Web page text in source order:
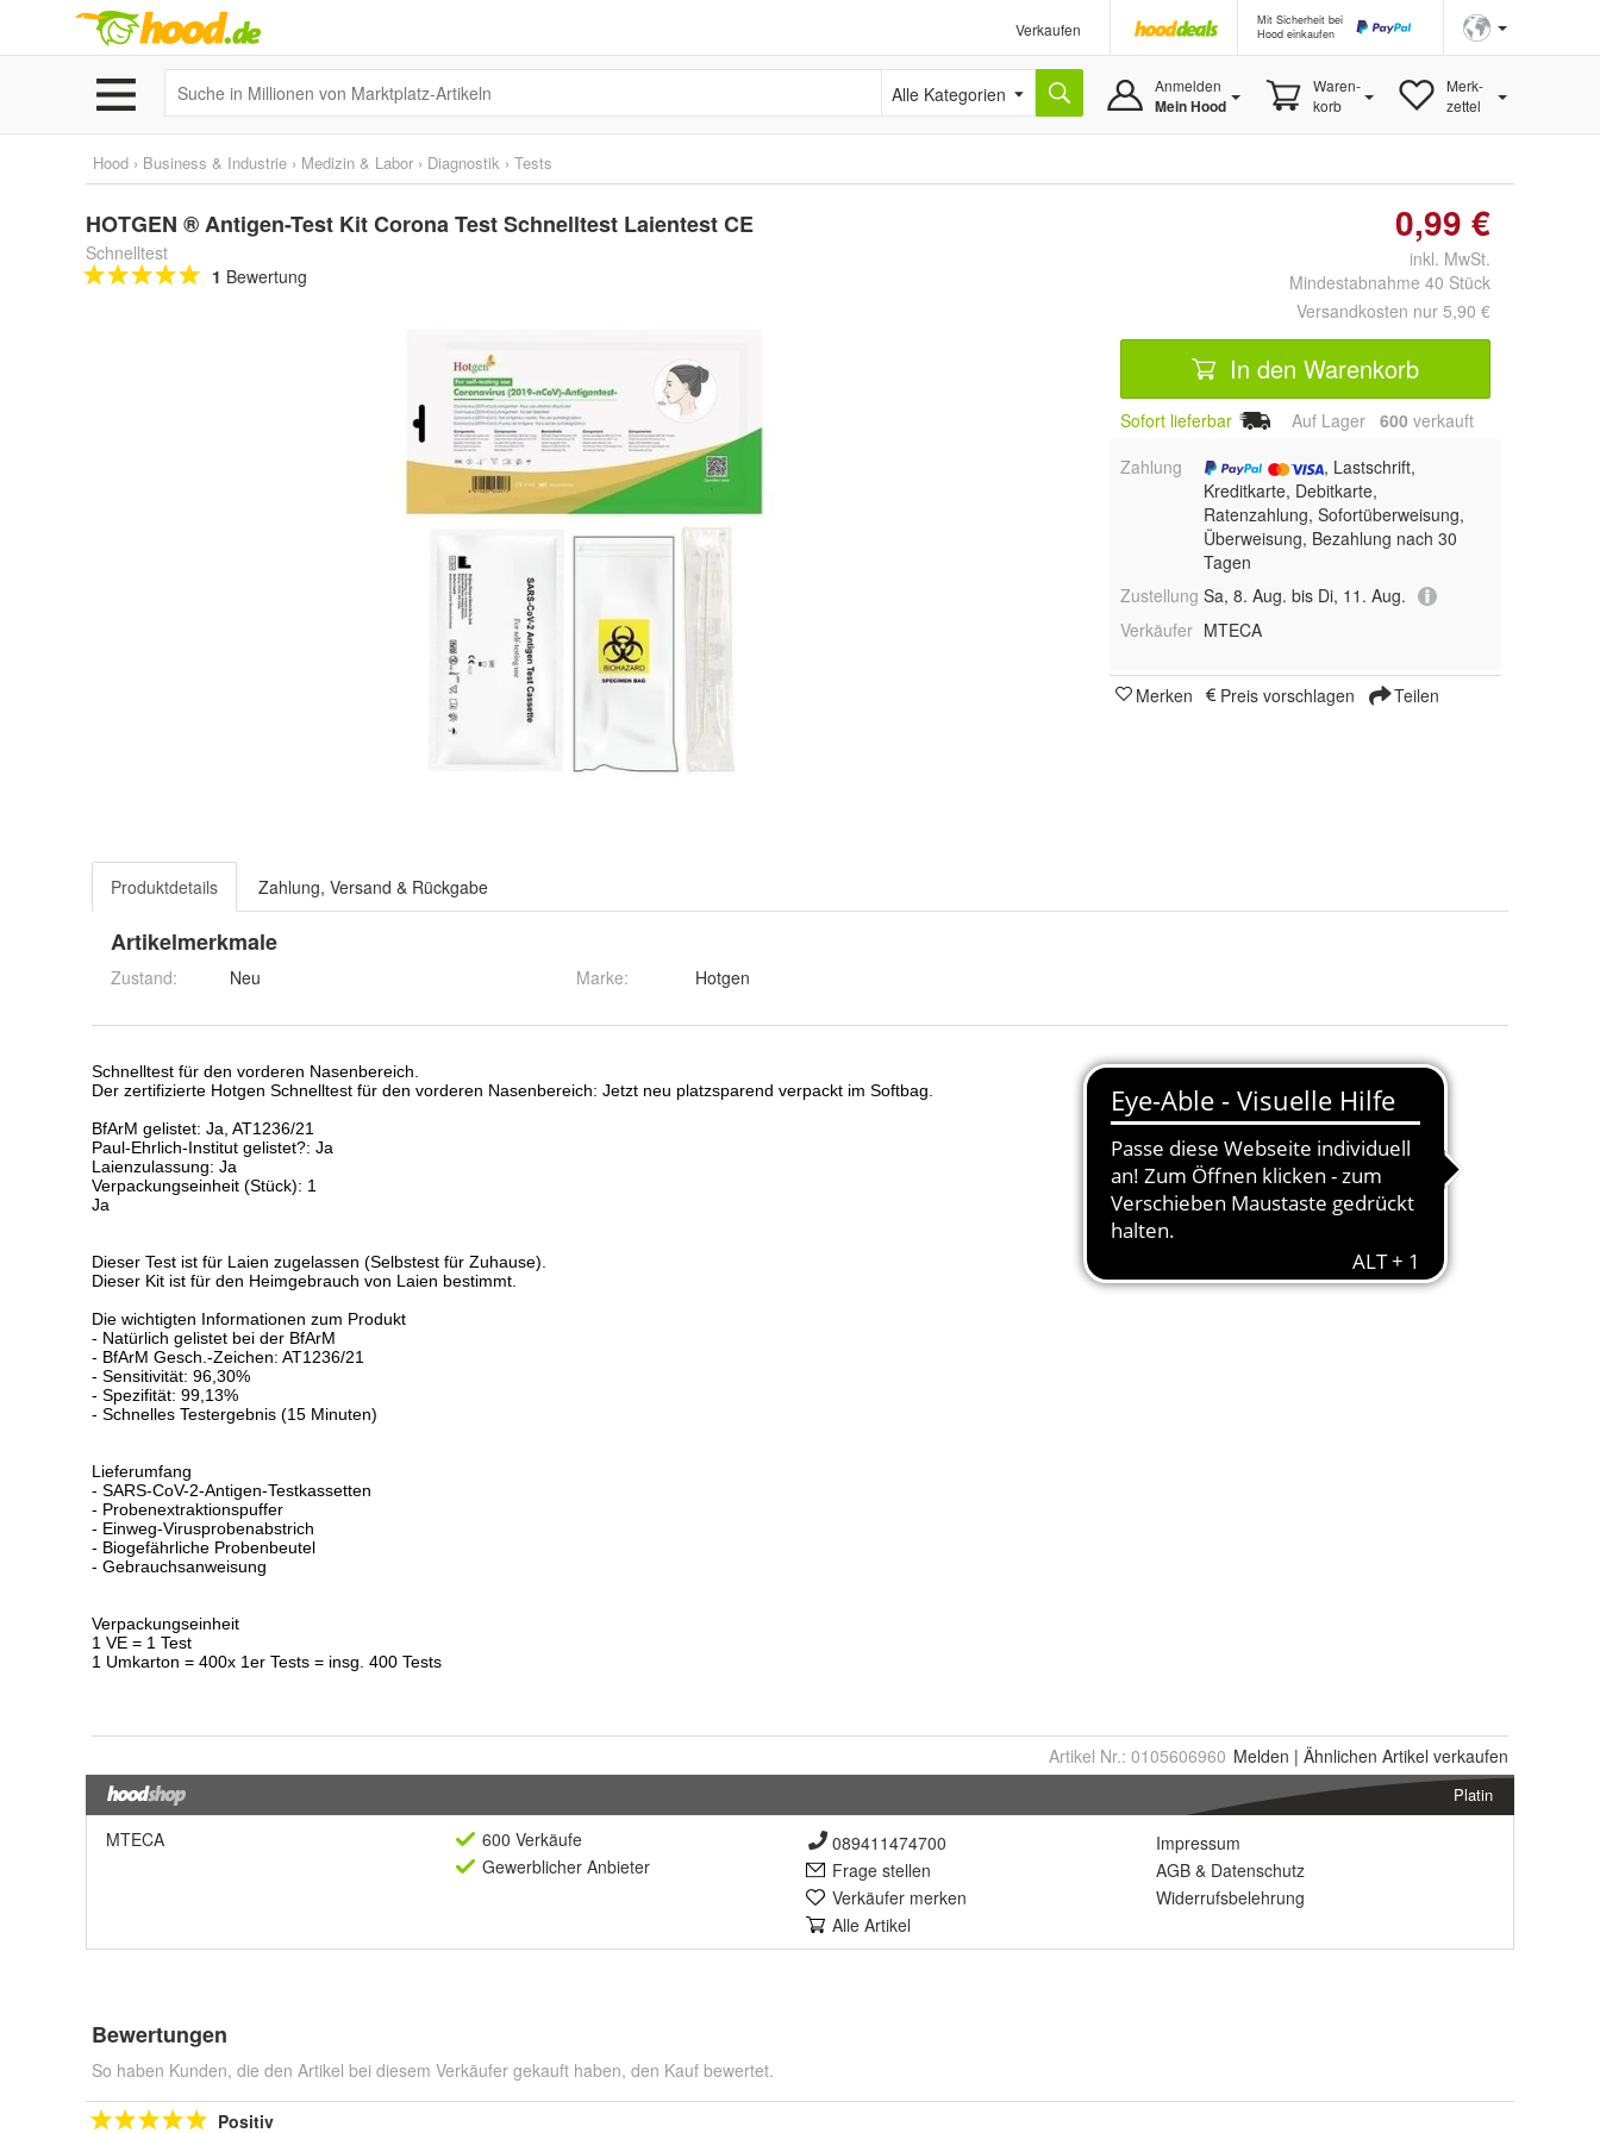
Verkaufen
Mit Sicherheit bei
Hood einkaufen
Alle Kategorien Anmelden
Mein Hood
Waren-
korb
Merk-
zettel
Hood › Business & Industrie › Medizin & Labor › Diagnostik › Tests
HOTGEN ® Antigen-Test Kit Corona Test Schnelltest Laientest CE
Schnelltest
1 Bewertung
0,99 €
inkl. MwSt.
Mindestabnahme 40 Stück
Versandkosten nur 5,90 €
In den Warenkorb
Sofort lieferbar Auf Lager 600 verkauft
Zahlung
, Lastschrift,
Kreditkarte, Debitkarte,
Ratenzahlung, Sofortüberweisung,
Überweisung, Bezahlung nach 30
Tagen
Zustellung Sa, 8. Aug. bis Di, 11. Aug.
Verkäufer MTECA
Merken Preis vorschlagen Teilen
Produktdetails Zahlung, Versand & Rückgabe
Artikelmerkmale
Zustand: Neu Marke: Hotgen
Artikel Nr.: 0105606960 Melden | Ähnlichen Artikel verkaufen
Platin
MTECA
600 Verkäufe
Gewerblicher Anbieter
089411474700
Frage stellen
Verkäufer merken
Alle Artikel
Impressum
AGB & Datenschutz
Widerrufsbelehrung
Bewertungen
So haben Kunden, die den Artikel bei diesem Verkäufer gekauft haben, den Kauf bewertet.
Positiv